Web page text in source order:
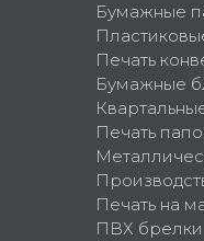
Бумажные
Печать
Бумажные
Печать
Печать на
ПВХ брелки